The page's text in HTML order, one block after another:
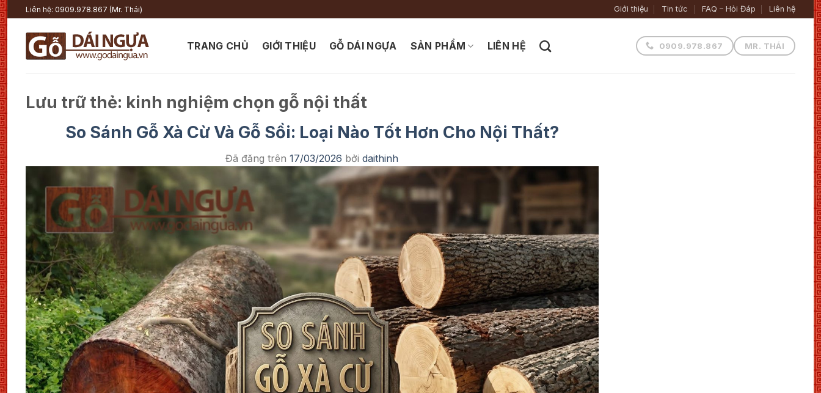
Chuyển
đến
nội
dung
Liên hệ: 0909.978.867 (Mr. Thái) Giới thiệu Tin tức FAQ – Hỏi Đáp Liên hệ
TRANG CHỦ GIỚI THIỆU GỖ DÁI NGỰA SẢN PHẨM LIÊN HỆ 0909.978.867 MR. THÁI
Lưu trữ thẻ: kinh nghiệm chọn gỗ nội thất
So Sánh Gỗ Xà Cừ Và Gỗ Sồi: Loại Nào Tốt Hơn Cho Nội Thất?
Đã đăng trên17/03/2026 bởidaithinh